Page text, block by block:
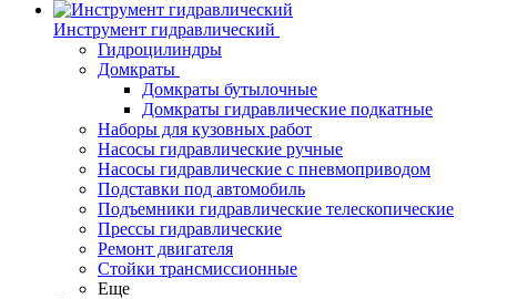
Инструмент гидравлический
Гидроцилиндры
Домкраты
Домкраты бутылочные
Домкраты гидравлические подкатные
Наборы для кузовных работ
Насосы гидравлические ручные
Насосы гидравлические с пневмоприводом
Подставки под автомобиль
Подъемники гидравлические телескопические
Прессы гидравлические
Ремонт двигателя
Стойки трансмиссионные
Еще